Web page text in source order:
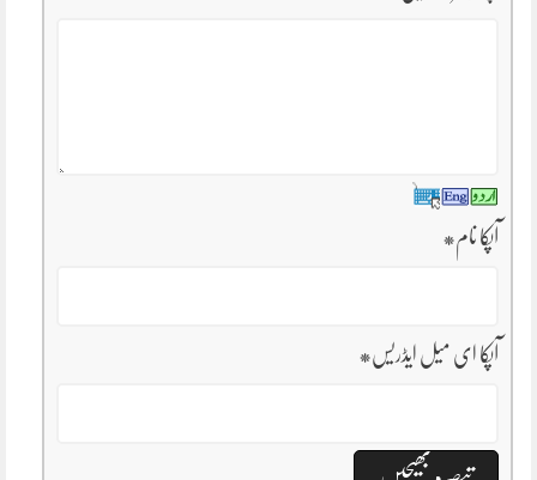
آپکا نام*
آپکا ای میل ایڈریس*